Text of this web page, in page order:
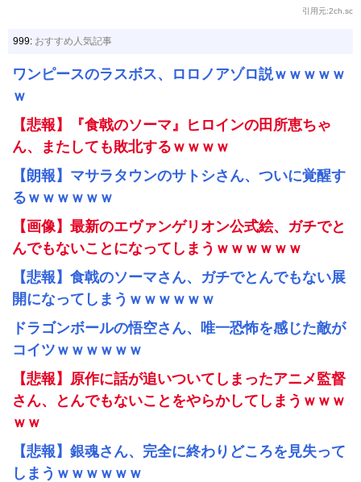
引用元:2ch.sc
999: おすすめ人気記事
ワンピースのラスボス、ロロノアゾロ説ｗｗｗｗｗ
ｗ
【悲報】『食戟のソーマ』ヒロインの田所恵ちゃ
ん、またしても敗北するｗｗｗｗ
【朗報】マサラタウンのサトシさん、ついに覚醒す
るｗｗｗｗｗｗ
【画像】最新のエヴァンゲリオン公式絵、ガチでと
んでもないことになってしまうｗｗｗｗｗｗ
【悲報】食戟のソーマさん、ガチでとんでもない展
開になってしまうｗｗｗｗｗｗ
ドラゴンボールの悟空さん、唯一恐怖を感じた敵が
コイツｗｗｗｗｗｗ
【悲報】原作に話が追いついてしまったアニメ監督
さん、とんでもないことをやらかしてしまうｗｗｗ
ｗｗ
【悲報】銀魂さん、完全に終わりどころを見失って
しまうｗｗｗｗｗｗ